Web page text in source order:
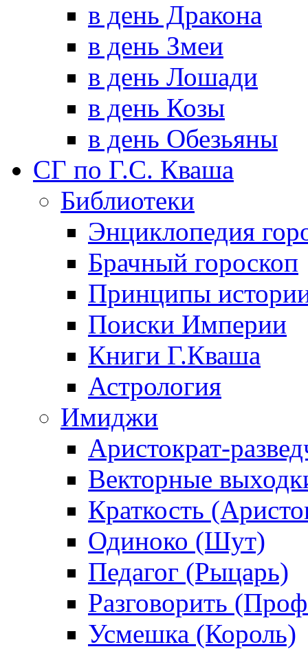
в день Дракона
в день Змеи
в день Лошади
в день Козы
в день Обезьяны
СГ по Г.С. Кваша
Библиотеки
Энциклопедия
Брачный гороскоп
Принципы
Поиски Империи
Книги Г.Кваша
Астрология
Имиджи
Аристократ-
Векторные
Краткость
Одиноко (Шут)
Педагог (Рыцарь)
Разговорить
Усмешка (Король)